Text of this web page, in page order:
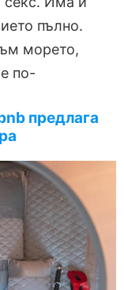
пълно.
морето,
по-
предлага